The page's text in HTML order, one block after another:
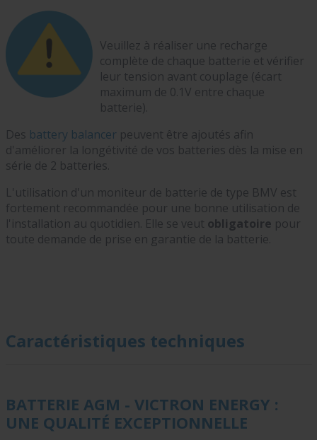
Veuillez à réaliser une recharge
complète de chaque batterie et vérifier
leur tension avant couplage (écart
maximum de 0.1V entre chaque
batterie).
Des battery balancer peuvent être ajoutés afin
d'améliorer la longétivité de vos batteries dès la mise en
série de 2 batteries.
L'utilisation d'un moniteur de batterie de type BMV est
fortement recommandée pour une bonne utilisation de
l'installation au quotidien. Elle se veut obligatoire pour
toute demande de prise en garantie de la batterie.
Caractéristiques techniques
BATTERIE AGM - VICTRON ENERGY :
UNE QUALITÉ EXCEPTIONNELLE